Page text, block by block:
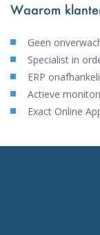
Waarom
Geen
Specialist in
ERP
Actieve
Exact Online